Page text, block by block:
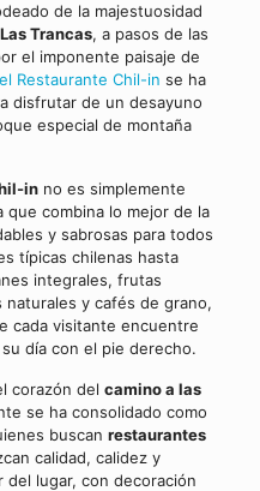
de la majestuosidad
Trancas, a pasos de las
el imponente paisaje de
Restaurante Chil-in se ha
disfrutar de un desayuno
especial de montaña
inno es simplemente
que combina lo mejor de la
y sabrosas para todos
típicas chilenas hasta
integrales, frutas
y cafés de grano,
cada visitante encuentre
día con el pie derecho.
corazón del camino a las
se ha consolidado como
buscan restaurantes
calidad, calidez y
del lugar, con decoración